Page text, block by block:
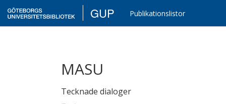
GUP Publikationslistor
MASU
Tecknade dialoger